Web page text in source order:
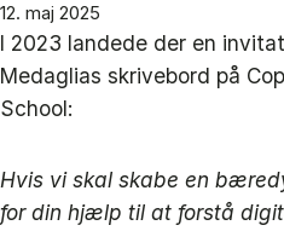
12. maj 2025
I 2023 landede der en
Medaglias skrivebord på
School:
Hvis vi skal skabe en
for din hjælp til at forstå